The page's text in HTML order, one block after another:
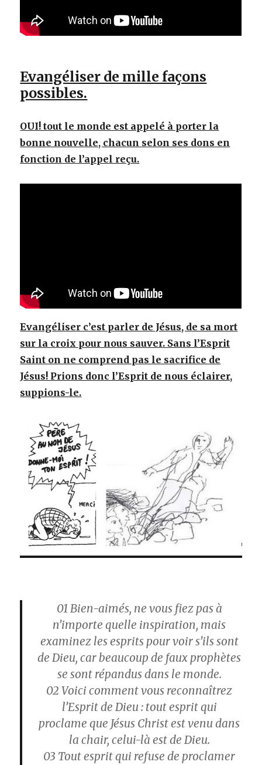
Evangéliser de mille façons
possibles.
OUI! tout le monde est appelé à porter la
bonne nouvelle, chacun selon ses dons en
fonction de l’appel reçu.
Evangéliser c’est parler de Jésus, de sa mort
sur la croix pour nous sauver. Sans l’Esprit
Saint on ne comprend pas le sacrifice de
Jésus! Prions donc l’Esprit de nous éclairer,
suppions-le.
01 Bien-aimés, ne vous fiez pas à
n’importe quelle inspiration, mais
examinez les esprits pour voir s’ils sont
de Dieu, car beaucoup de faux prophètes
se sont répandus dans le monde.
02 Voici comment vous reconnaîtrez
l’Esprit de Dieu : tout esprit qui
proclame que Jésus Christ est venu dans
la chair, celui-là est de Dieu.
03 Tout esprit qui refuse de proclamer